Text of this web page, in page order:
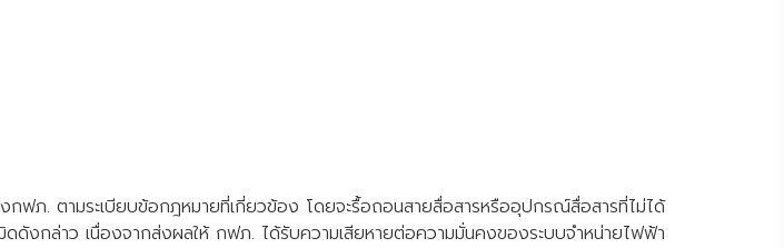
ฟภ. ตามระเบียบข้อกฎหมายที่เกี่ยวข้อง โดยจะรื้อถอนสายสื่อสารหรืออุปกรณ์สื่อสารที่ไม่ได้
งกล่าว เนื่องจากส่งผลให้ กฟภ. ได้รับความเสียหายต่อความมั่นคงของระบบจำหน่ายไฟฟ้า